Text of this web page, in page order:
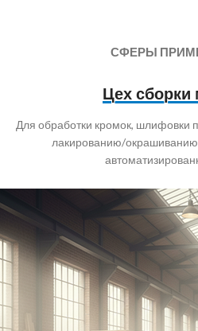
СФЕРЫ
Цех сборки
Для обработки кромок, шлифовки
лакированию/